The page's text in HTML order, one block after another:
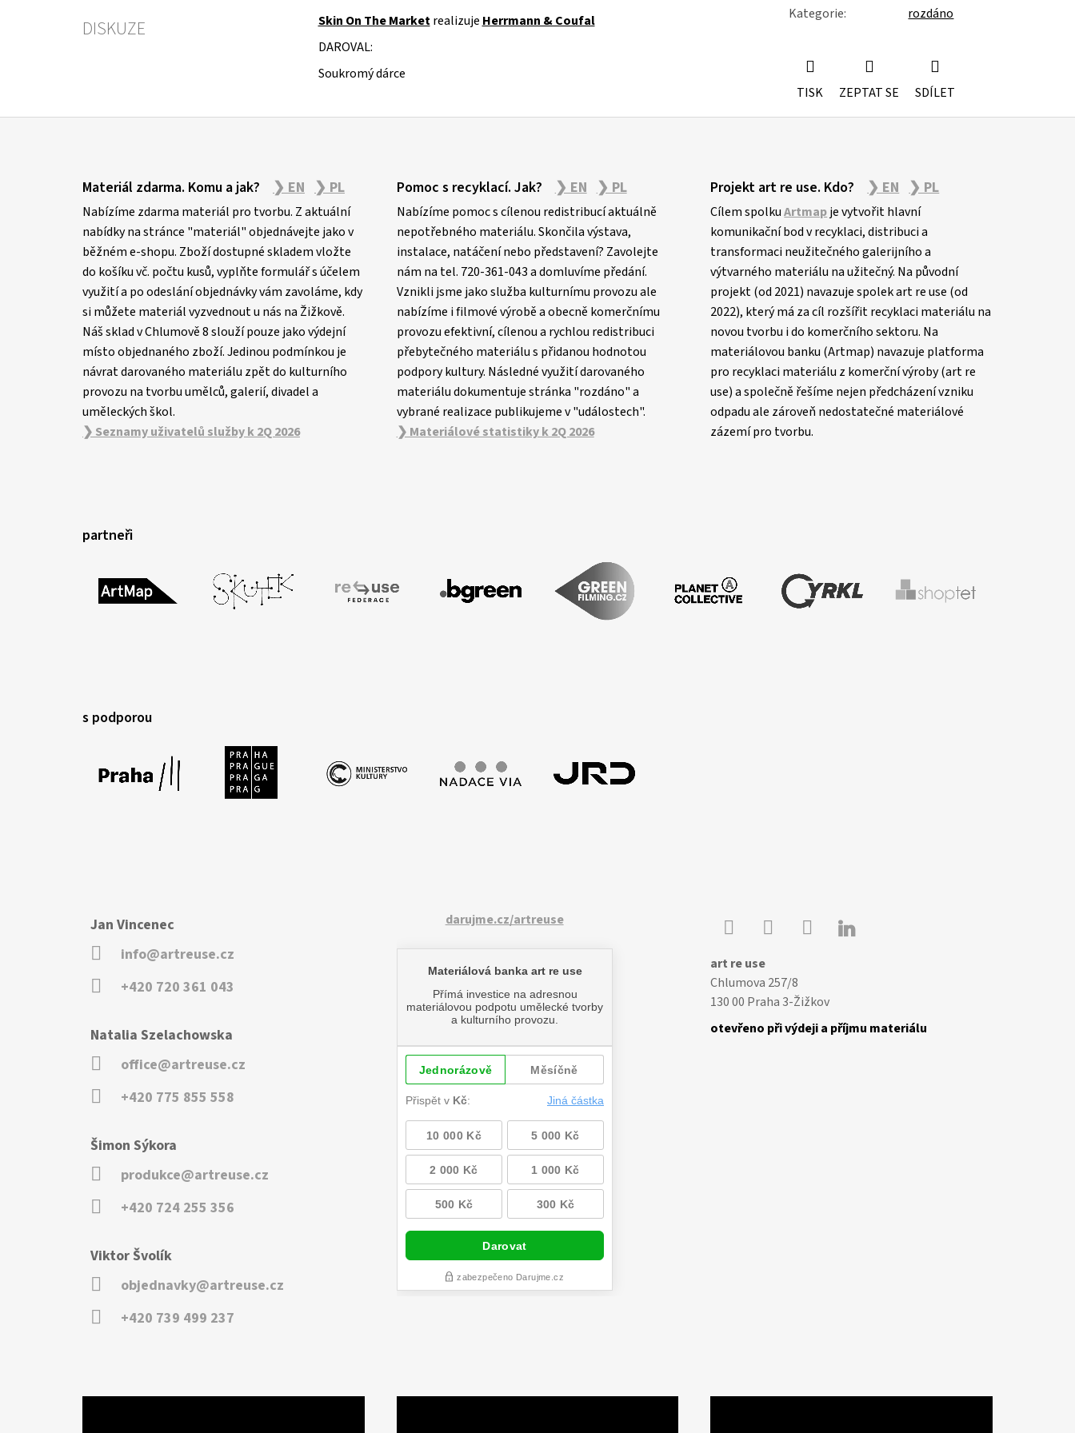
DISKUZE
Skin On The Marketrealizuje Herrmann & Coufal
DAROVAL:
Soukromý dárce
Kategorie: rozdáno
TISK ZEPTAT SE SDÍLET
Materiál zdarma. Komu a jak? ❯ EN ❯ PL
Nabízíme zdarma materiál pro tvorbu. Z aktuální
nabídky na stránce "materiál" objednávejte jako v
běžném e-shopu. Zboží dostupné skladem vložte
do košíku vč. počtu kusů, vyplňte formulář s účelem
využití a po odeslání objednávky vám zavoláme, kdy
si můžete materiál vyzvednout u nás na Žižkově.
Náš sklad v Chlumově 8 slouží pouze jako výdejní
místo objednaného zboží. Jedinou podmínkou je
návrat darovaného materiálu zpět do kulturního
provozu na tvorbu umělců, galerií, divadel a
uměleckých škol.
❯ Seznamy uživatelů služby k 2Q 2026
Pomoc s recyklací. Jak? ❯ EN ❯ PL
Nabízíme pomoc s cílenou redistribucí aktuálně
nepotřebného materiálu. Skončila výstava,
instalace, natáčení nebo představení? Zavolejte
nám na tel. 720-361-043 a domluvíme předání.
Vznikli jsme jako služba kulturnímu provozu ale
nabízíme i filmové výrobě a obecně komerčnímu
provozu efektivní, cílenou a rychlou redistribuci
přebytečného materiálu s přidanou hodnotou
podpory kultury. Následné využití darovaného
materiálu dokumentuje stránka "rozdáno" a
vybrané realizace publikujeme v "událostech".
❯ Materiálové statistiky k 2Q 2026
Projekt art re use. Kdo? ❯ EN ❯ PL
Cílem spolkuArtmapje vytvořit hlavní
komunikační bod v recyklaci, distribuci a
transformaci neužitečného galerijního a
výtvarného materiálu na užitečný. Na původní
projekt (od 2021) navazuje spolek art re use (od
2022), který má za cíl rozšířit recyklaci materiálu na
novou tvorbu i do komerčního sektoru. Na
materiálovou banku (Artmap) navazuje platforma
pro recyklaci materiálu z komerční výroby (art re
use) a společně řešíme nejen předcházení vzniku
odpadu ale zároveň nedostatečné materiálové
zázemí pro tvorbu.
partneři
s podporou
Jan Vincenec
info@artreuse.cz
+420 720 361 043
Natalia Szelachowska
office@artreuse.cz
+420 775 855 558
Šimon Sýkora
produkce@artreuse.cz
+420 724 255 356
Viktor Švolík
objednavky@artreuse.cz
+420 739 499 237
darujme.cz/artreuse 
art re use
Chlumova 257/8
130 00 Praha 3-Žižkov
otevřeno při výdeji a příjmu materiálu